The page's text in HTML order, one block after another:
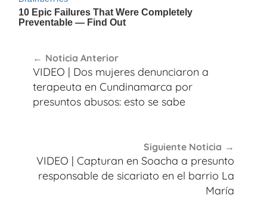
de
entradas
Noticia Anterior
VIDEO | Dos mujeres denunciaron a
terapeuta en Cundinamarca por
presuntos abusos: esto se sabe
Siguiente Noticia
VIDEO | Capturan en Soacha a presunto
responsable de sicariato en el barrio La
María